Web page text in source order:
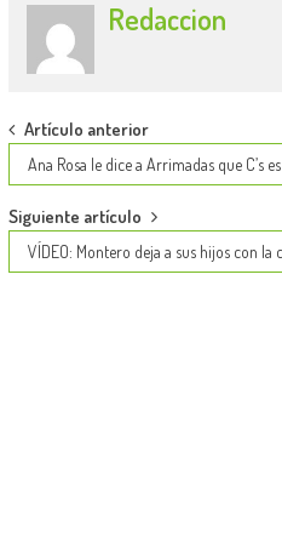
Redaccion
Post
navigation
Artículo anterior
Ana Rosa le dice a Arrimadas que C’s
Siguiente artículo
VÍDEO: Montero deja a sus hijos con la